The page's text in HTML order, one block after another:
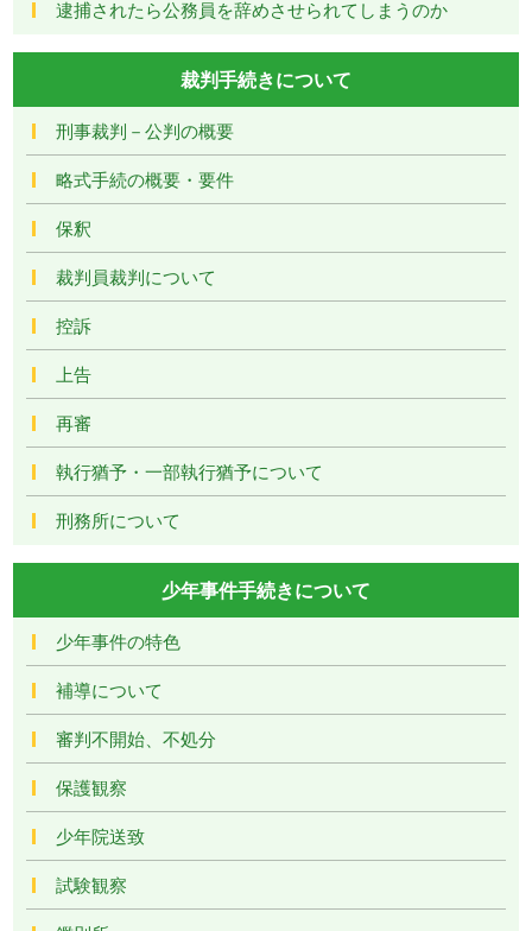
逮捕されたら公務員を辞めさせられてしまうのか
裁判手続きについて
刑事裁判－公判の概要
略式手続の概要・要件
保釈
裁判員裁判について
控訴
上告
再審
執行猶予・一部執行猶予について
刑務所について
少年事件手続きについて
少年事件の特色
補導について
審判不開始、不処分
保護観察
少年院送致
試験観察